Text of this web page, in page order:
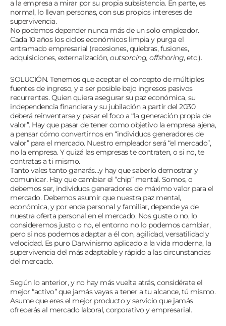
a la empresa a mirar por su propia subsistencia. En parte, es
normal, lo llevan personas, con sus propios intereses de
supervivencia.
No podemos depender nunca más de un solo empleador.
Cada 10 años los ciclos económicos limpia y purga el
entramado empresarial (recesiones, quiebras, fusiones,
adquisiciones, externalización,outsorcing, offshoring, etc.).
SOLUCIÓN. Tenemos que aceptar el concepto de múltiples
fuentes de ingreso, y a ser posible bajo ingresos pasivos
recurrentes. Quien quiera asegurar su paz económica, su
independencia financiera y su jubilación a partir del 2030
deberá reinventarse y pasar el foco a “la generación propia de
valor”. Hay que pasar de tener como objetivo la empresa ajena,
a pensar cómo convertirnos en “individuos generadores de
valor” para el mercado. Nuestro empleador será “el mercado”,
no la empresa. Y quizá las empresas te contraten, o si no, te
contratas a ti mismo.
Tanto vales tanto ganarás…y hay que saberlo demostrar y
comunicar. Hay que cambiar el “chip” mental. Somos, o
debemos ser, individuos generadores de máximo valor para el
mercado. Debemos asumir que nuestra paz mental,
económica, y por ende personal y familiar, depende ya de
nuestra oferta personal en el mercado. Nos guste o no, lo
consideremos justo o no, el entorno no lo podemos cambiar,
pero sí nos podemos adaptar a él con, agilidad, versatilidad y
velocidad. Es puro Darwinismo aplicado a la vida moderna, la
supervivencia del más adaptable y rápido a las circunstancias
del mercado.
Según lo anterior, y no hay más vuelta atrás, considérate el
mejor “activo” que jamás vayas a tener a tu alcance, tú mismo.
Asume que eres el mejor producto y servicio que jamás
ofrecerás al mercado laboral, corporativo y empresarial.